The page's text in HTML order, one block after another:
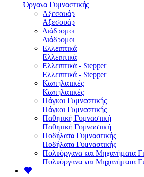
Όργανα Γυμναστικής
Αξεσουάρ
Αξεσουάρ
Διάδρομοι
Διάδρομοι
Ελλειπτικά
Ελλειπτικά
Ελλειπτικά - Stepper
Ελλειπτικά - Stepper
Κωπηλατικές
Κωπηλατικές
Πάγκοι Γυμναστικής
Πάγκοι Γυμναστικής
Παθητική Γυμναστική
Παθητική Γυμναστική
Ποδήλατα Γυμναστικής
Ποδήλατα Γυμναστικής
Πολυόργανα και Μηχανήματα
Πολυόργανα και Μηχανήματα